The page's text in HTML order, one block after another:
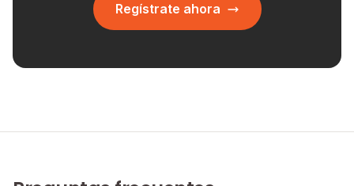
Regístrate ahora